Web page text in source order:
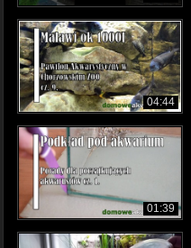
04:44
01:39